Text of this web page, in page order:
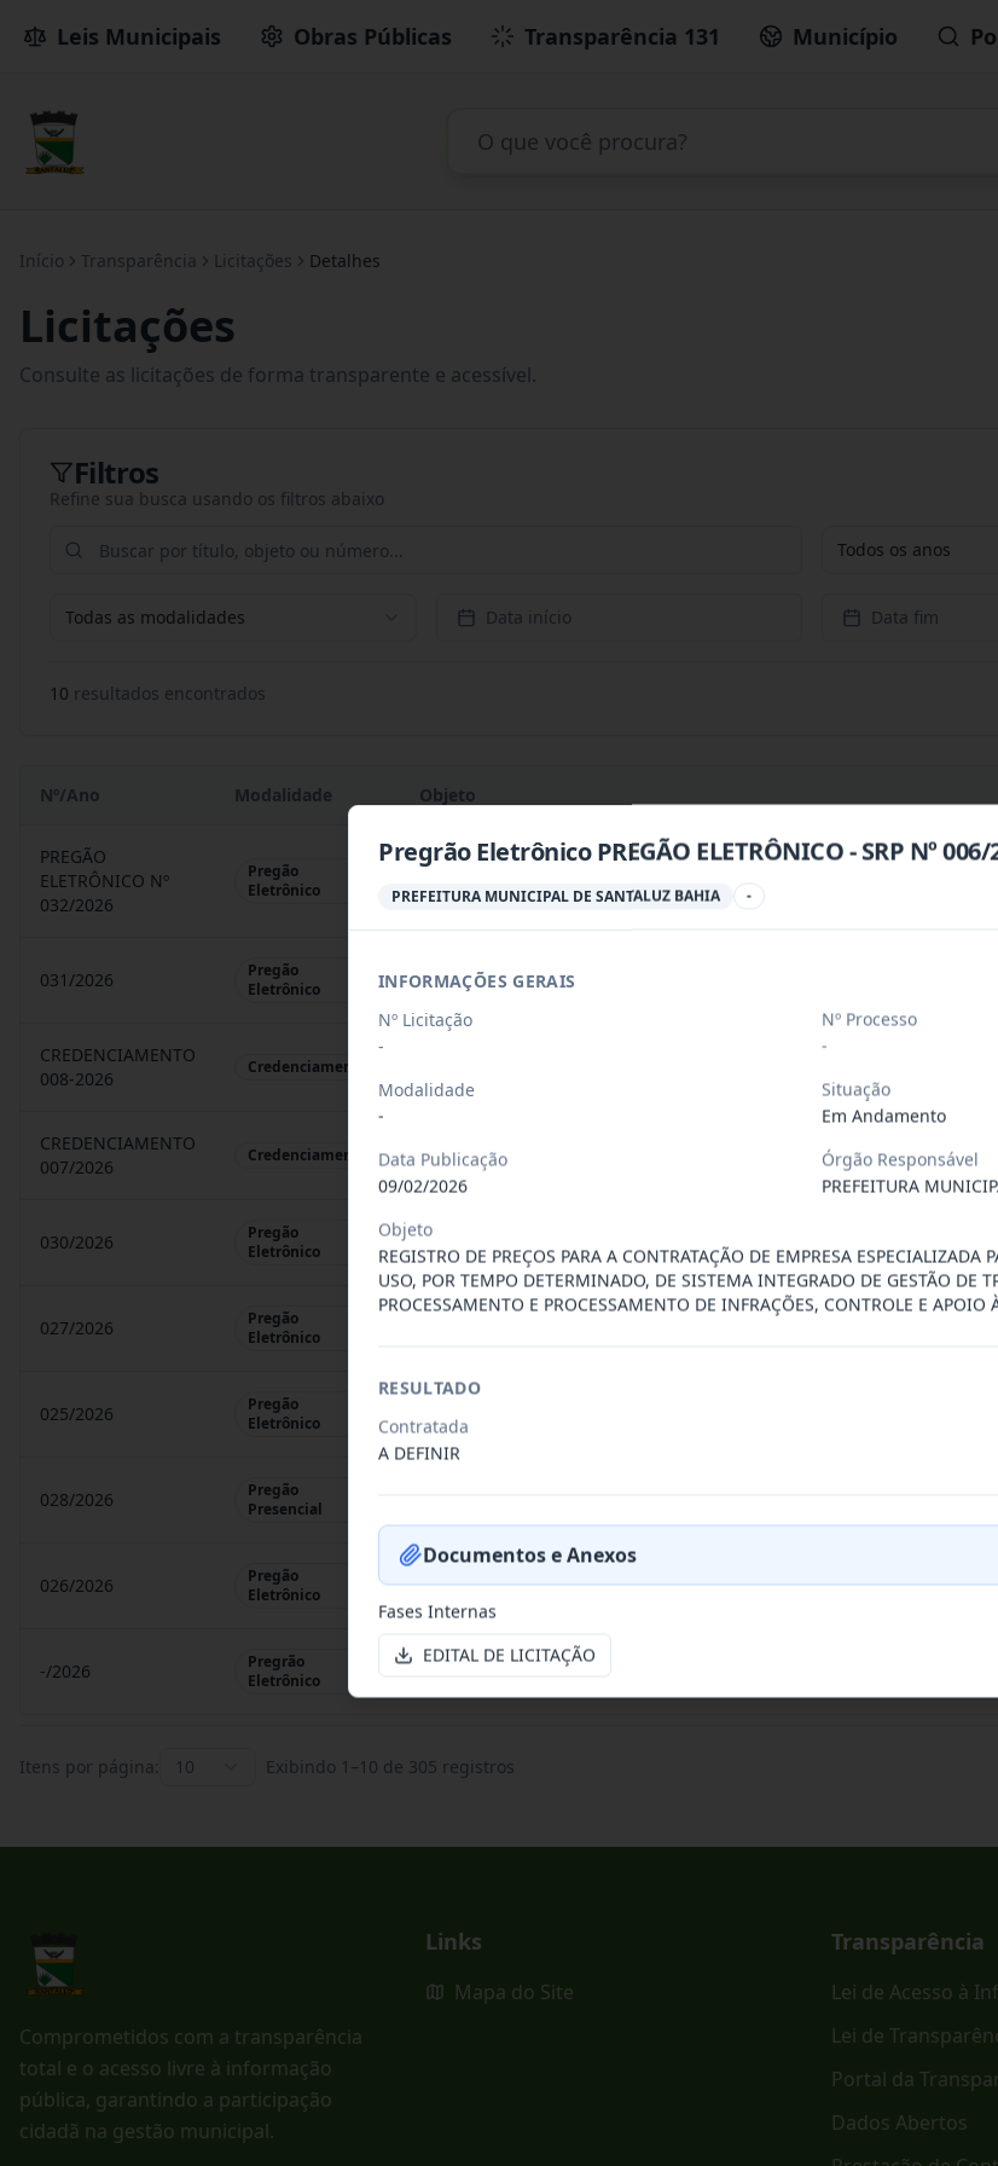
Leis Municipais Obras Públicas Transparência 131 Município
Início Transparência Licitações Detalhes
Licitações
Consulte as licitações de forma transparente e acessível.
Filtros
Refine sua busca usando os filtros abaixo
Todos os anos
Todas as modalidades Data início Data fim
10 resultados encontrados
Nº/Ano Modalidade Objeto
PREGÃO
ELETRÔNICO Nº
032/2026
Pregão
Eletrônico
031/2026
Pregão
Eletrônico
REGISTRO DE PREÇOS PARA AQUISIÇÃO DE PRODUTOS VETERINÁRIOS P
CREDENCIAMENTO
008-2026
Credenciamento
CREDENCIAMENTO
007/2026
Credenciamento CHAMAMENTO PÚBLICO PARA FINS DE CREDENCIAMENTO DE PESSOA
030/2026
Pregão
Eletrônico
REGISTRO DE PREÇOS PARA FUTURA E EVENTUAL CONTRATAÇÃO DE EMP
027/2026
Pregão
Eletrônico
025/2026
Pregão
Eletrônico
REGISTRO DE PREÇO PARA A CONTRATAÇÃO DE EMPRESA PARA
028/2026
Pregão
Presencial
026/2026
Pregão
Eletrônico
REGISTRO DE PREÇOS PARA FUTURO E EVENTUAL FORNECIMENTO DE
-/2026
Pregrão
Eletrônico
Pregrão Eletrônico PREGÃO ELETRÔNICO - SRP Nº 023/2026.
Itens por página: 10 Exibindo 1 –10 de 305 registros
Comprometidos com a transparência
total e o acesso livre à informação
pública, garantindo a participação
cidadã na gestão municipal.
Links
Mapa do Site
Transparência
Lei de Acesso à
Lei de
Portal da
Dados Abertos
Pregrão Eletrônico PREGÃO ELETRÔNICO - SRP Nº 006/
PREFEITURA MUNICIPAL DE SANTALUZ BAHIA -
INFORMAÇÕES GERAIS
Nº Licitação
-
Nº Processo
-
Modalidade
-
Situação
Em Andamento
Data Publicação
09/02/2026
Órgão Responsável
PREFEITURA
Objeto
REGISTRO DE PREÇOS PARA A CONTRATAÇÃO DE EMPRESA ESPECIALIZADA
USO, POR TEMPO DETERMINADO, DE SISTEMA INTEGRADO DE GESTÃO DE
PROCESSAMENTO E PROCESSAMENTO DE INFRAÇÕES, CONTROLE E APOIO
RESULTADO
Contratada
A DEFINIR
Documentos e Anexos
Fases Internas
EDITAL DE LICITAÇÃO